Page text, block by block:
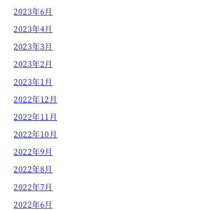
2023年6月
2023年4月
2023年3月
2023年2月
2023年1月
2022年12月
2022年11月
2022年10月
2022年9月
2022年8月
2022年7月
2022年6月